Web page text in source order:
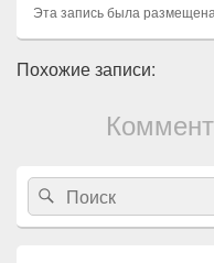
Эта запись была
Похожие записи:
Область
основной
боковой
панели
Search
for:
Search